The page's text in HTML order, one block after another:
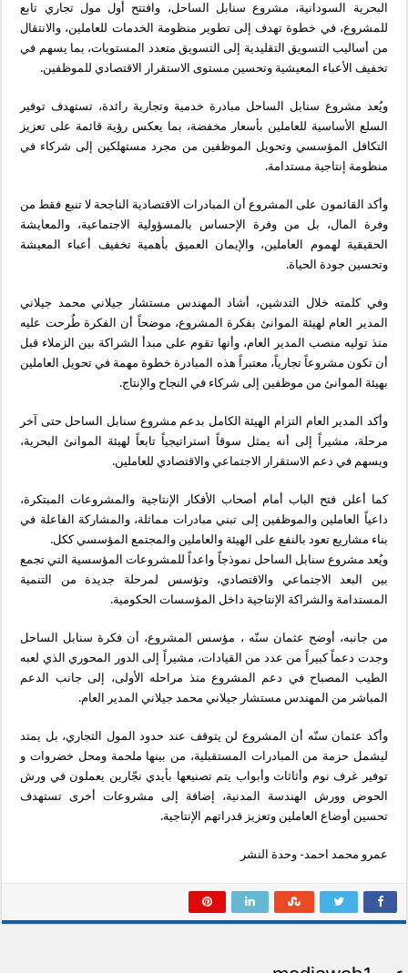
البحرية السودانية، مشروع سنابل الساحل، وافتتح أول مول تجاري تابع
للمشروع، في خطوة تهدف إلى تطوير منظومة الخدمات للعاملين، والانتقال
من أساليب التسويق التقليدية إلى التسويق متعدد المستويات، بما يسهم في
تخفيف الأعباء المعيشية وتحسين مستوى الاستقرار الاقتصادي للموظفين.
ويُعد مشروع سنابل الساحل مبادرة خدمية وتجارية رائدة، تستهدف توفير
السلع الأساسية للعاملين بأسعار مخفضة، بما يعكس رؤية قائمة على تعزيز
التكافل المؤسسي وتحويل الموظفين من مجرد مستهلكين إلى شركاء في
منظومة إنتاجية مستدامة.
وأكد القائمون على المشروع أن المبادرات الاقتصادية الناجحة لا تنبع فقط من
وفرة المال، بل من وفرة الإحساس بالمسؤولية الاجتماعية، والمعايشة
الحقيقية لهموم العاملين، والإيمان العميق بأهمية تخفيف أعباء المعيشة
وتحسين جودة الحياة.
وفي كلمته خلال التدشين، أشاد المهندس مستشار جيلاني محمد جيلاني
المدير العام لهيئة الموانئ بفكرة المشروع، موضحاً أن الفكرة طُرحت عليه
منذ توليه منصب المدير العام، وأنها تقوم على مبدأ الشراكة بين الزملاء قبل
أن تكون مشروعاً تجارياً، معتبراً هذه المبادرة خطوة مهمة في تحويل العاملين
بهيئة الموانئ من موظفين إلى شركاء في النجاح والإنتاج.
وأكد المدير العام التزام الهيئة الكامل بدعم مشروع سنابل الساحل حتى آخر
مرحلة، مشيراً إلى أنه يمثل سوقاً استراتيجياً تابعاً لهيئة الموانئ البحرية،
ويسهم في دعم الاستقرار الاجتماعي والاقتصادي للعاملين.
كما أعلن فتح الباب أمام أصحاب الأفكار الإنتاجية والمشروعات المبتكرة،
داعياً العاملين والموظفين إلى تبني مبادرات مماثلة، والمشاركة الفاعلة في
بناء مشاريع تعود بالنفع على الهيئة والعاملين والمجتمع المؤسسي ككل.
ويُعد مشروع سنابل الساحل نموذجاً واعداً للمشروعات المؤسسية التي تجمع
بين البعد الاجتماعي والاقتصادي، وتؤسس لمرحلة جديدة من التنمية
المستدامة والشراكة الإنتاجية داخل المؤسسات الحكومية.
من جانبه، أوضح عثمان سنّه ، مؤسس المشروع، أن فكرة سنابل الساحل
وجدت دعماً كبيراً من عدد من القيادات، مشيراً إلى الدور المحوري الذي لعبه
الطيب المصباح في دعم المشروع منذ مراحله الأولى، إلى جانب الدعم
المباشر من المهندس مستشار جيلاني محمد جيلاني المدير العام.
وأكد عثمان سنّه أن المشروع لن يتوقف عند حدود المول التجاري، بل يمتد
ليشمل حزمة من المبادرات المستقبلية، من بينها ملحمة ومحل خضروات و
توفير غرف نوم وأثاثات وأبواب يتم تصنيعها بأيدي نجّارين يعملون في ورش
الحوض وورش الهندسة المدنية، إضافة إلى مشروعات أخرى تستهدف
تحسين أوضاع العاملين وتعزيز قدراتهم الإنتاجية.
عمرو محمد احمد- وحدة النشر